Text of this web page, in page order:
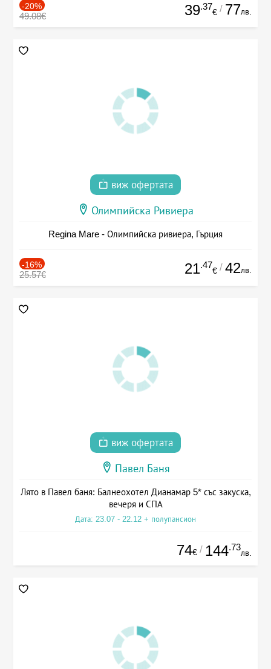
-20%
49.08€ 39.37
€ / 77лв.
виж офертата
Олимпийска Ривиера
Regina Mare - Олимпийска ривиера, Гърция
-16%
25.57€ 21.47
€ / 42лв.
виж офертата
Павел Баня
Лято в Павел баня: Балнеохотел Дианамар 5* със закуска,
вечеря и СПА
Дата: 23.07 - 22.12 + полупансион
74€ / 144.73
лв.